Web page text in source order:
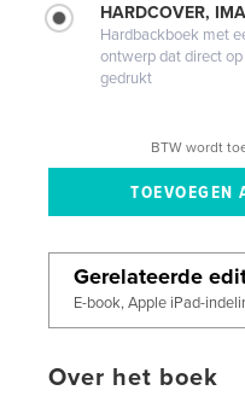
HARDCOVER,
Hardbackboek met
ontwerp dat direct
gedrukt
BTW wordt
Gerelateerde
E-book, Apple iPad-
Over het boek